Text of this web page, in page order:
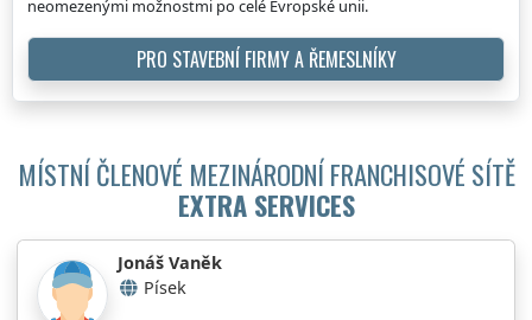
neomezenými možnostmi po celé Evropské unii.
PRO STAVEBNÍ FIRMY A ŘEMESLNÍKY
MÍSTNÍ ČLENOVÉ MEZINÁRODNÍ FRANCHISOVÉ SÍTĚ
EXTRA SERVICES
Jonáš Vaněk
Písek